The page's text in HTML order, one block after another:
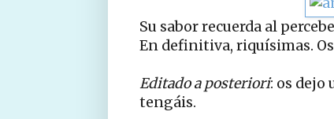
Su sabor recuerda al
En definitiva, riquísimas.
Editado a posteriori: os dejo
tengáis.